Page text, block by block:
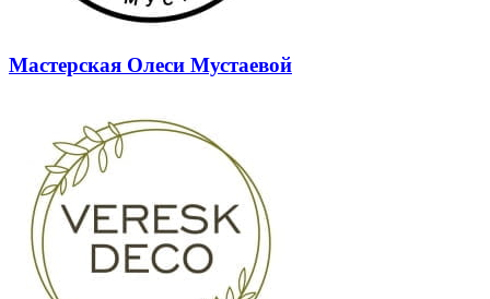
Мастерская Олеси Мустаевой